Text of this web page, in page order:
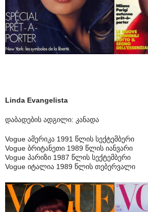
Linda Evangelista
დაბადების ადგილი: კანადა
Vogue ამერიკა 1991 წლის სექტემბერი
Vogue ბრიტანეთი 1989 წლის იანვარი
Vogue პარიზი 1987 წლის სექტემბერი
Vogue იტალია 1989 წლის თებერვალი